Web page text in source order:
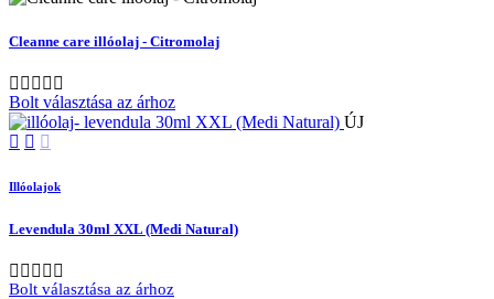
Cleanne care illóolaj - Citromolaj
Bolt választása az árhoz
ÚJ
Illóolajok
Levendula 30ml XXL (Medi Natural)
Bolt választása az árhoz